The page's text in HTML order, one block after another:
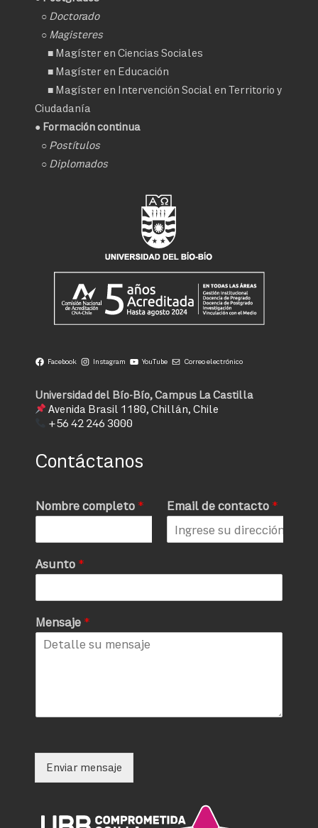
○ Doctorado
○ Magisteres
■ Magíster en Ciencias Sociales
■ Magíster en Educación
■ Magíster en Intervención Social en Territorio y
Ciudadanía
● Formación continua
○ Postítulos
○ Diplomados
Facebook Instagram YouTube Correo electrónico
Universidad del Bío-Bío, Campus La Castilla
Avenida Brasil 1180, Chillán, Chile
+56 42 246 3000
Contáctanos
Nombre completo * Email de contacto *
Asunto *
Mensaje *
Enviar mensaje